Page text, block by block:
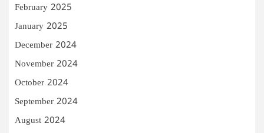
February 2025
January 2025
December 2024
November 2024
October 2024
September 2024
August 2024